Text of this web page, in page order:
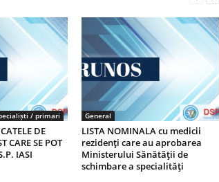
/ primari
DE
CARE SE POT
IASI
General
LISTA NOMINALA cu medicii
rezidenţi care au aprobarea
Ministerului Sănătăţii de
schimbare a specialităţi